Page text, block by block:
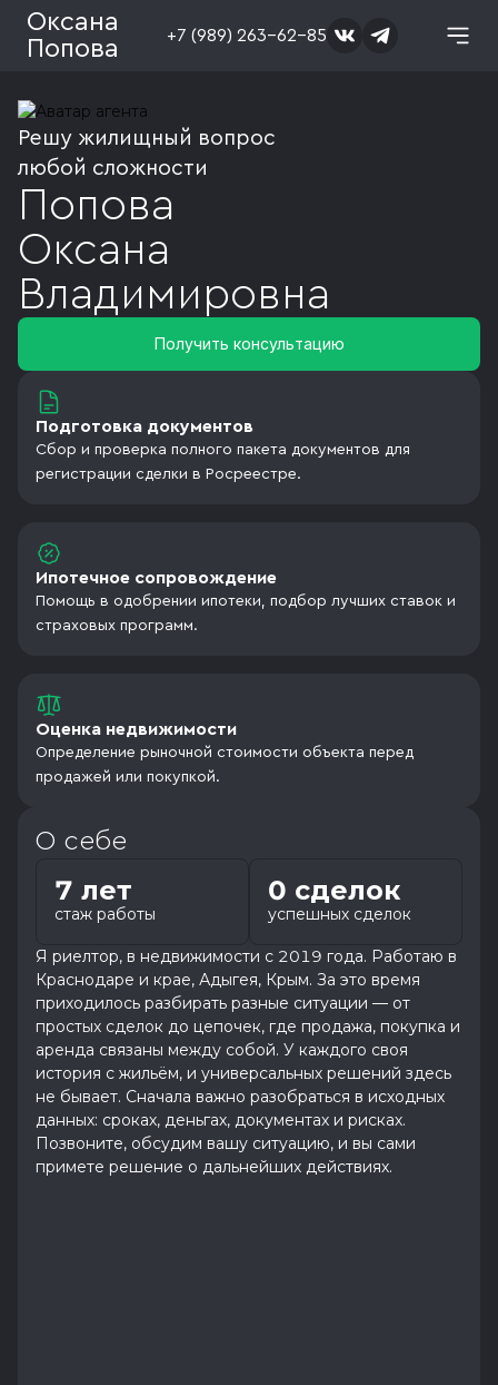
Оксана
Попова
+7 (989) 263-62-85
Решу жилищный вопрос
любой сложности
Попова
Оксана
Владимировна
Получить консультацию
Подготовка документов
Сбор и проверка полного пакета документов для
регистрации сделки в Росреестре.
Ипотечное сопровождение
Помощь в одобрении ипотеки, подбор лучших ставок и
страховых программ.
Оценка недвижимости
Определение рыночной стоимости объекта перед
продажей или покупкой.
О себе
стаж работы
7 лет
успешных сделок
0 сделок
Я риелтор, в недвижимости с 2019 года. Работаю в
Краснодаре и крае, Адыгея, Крым. За это время
приходилось разбирать разные ситуации — от
простых сделок до цепочек, где продажа, покупка и
аренда связаны между собой. У каждого своя
история с жильём, и универсальных решений здесь
не бывает. Сначала важно разобраться в исходных
данных: сроках, деньгах, документах и рисках.
Позвоните, обсудим вашу ситуацию, и вы сами
примете решение о дальнейших действиях.